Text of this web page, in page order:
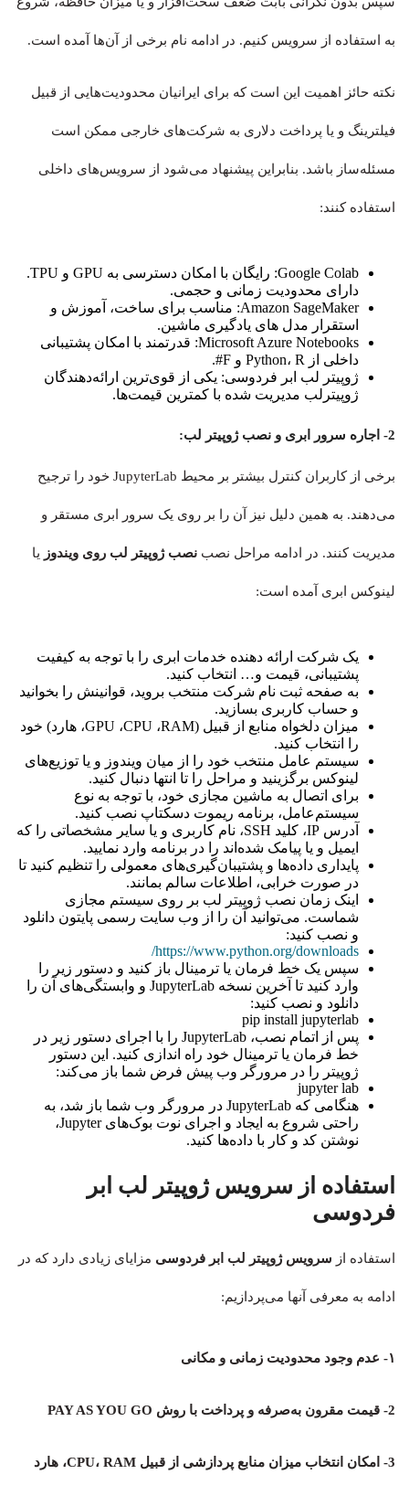
به استفاده از سرویس کنیم. در ادامه نام برخی از آن‌ها آمده است.
نکته حائز اهمیت این است که برای ایرانیان محدودیت‌هایی از قبیل
فیلترینگ و یا پرداخت دلاری به شرکت‌های خارجی ممکن است
مسئله‌ساز باشد. بنابراین پیشنهاد می‌شود از سرویس‌های داخلی
استفاده کنند:
Google Colab: رایگان با امکان دسترسی به GPU و TPU.
دارای محدودیت زمانی و حجمی.
Amazon SageMaker: مناسب برای ساخت، آموزش و
استقرار مدل های یادگیری ماشین.
Microsoft Azure Notebooks: قدرتمند با امکان پشتیبانی
داخلی از Python، R و F#.
ژوپیتر لب ابر فردوسی: یکی از قوی‌ترین ارائه‌دهندگان
ژوپیترلب مدیریت شده با کمترین قیمت‌ها.
2- اجاره سرور ابری و نصب ژوپیتر لب:
برخی از کاربران کنترل بیشتر بر محیط JupyterLab خود را ترجیح
می‌دهند. به همین دلیل نیز آن را بر روی یک سرور ابری مستقر و
مدیریت کنند. در ادامه مراحل نصب نصب ژوپیتر لب روی ویندوز یا
لینوکس ابری آمده است:
یک شرکت ارائه دهنده خدمات ابری را با توجه به کیفیت
پشتیبانی، قیمت‌ و… انتخاب کنید.
به صفحه ثبت نام شرکت منتخب بروید، قوانینش را بخوانید
و حساب کاربری بسازید.
میزان دلخواه منابع از قبیل (GPU ،CPU ،RAM، هارد) خود
را انتخاب کنید.
سیستم عامل منتخب خود را از میان ویندوز و یا توزیع‌های
لینوکس برگزینید و مراحل را تا انتها دنبال کنید.
برای اتصال به ماشین مجازی خود، با توجه به نوع
سیستم‌عامل، برنامه ریموت دسکتاپ نصب کنید.
آدرس IP، کلید SSH، نام کاربری و یا سایر مشخصاتی را که
ایمیل و یا پیامک شده‌اند را در برنامه وارد نمایید.
پایداری داده‌ها و پشتیبان‌گیری‌های معمولی را تنظیم کنید تا
در صورت خرابی، اطلاعات سالم بمانند.
اینک زمان نصب ژوپیتر لب بر روی سیستم مجازی
شماست. می‌توانید آن را از وب سایت رسمی پایتون دانلود
و نصب کنید:
https://www.python.org/downloads/
سپس یک خط فرمان یا ترمینال باز کنید و دستور زیر را
وارد کنید تا آخرین نسخه JupyterLab و وابستگی‌های آن را
دانلود و نصب کنید:
pip install jupyterlab
پس از اتمام نصب، JupyterLab را با اجرای دستور زیر در
خط فرمان یا ترمینال خود راه اندازی کنید. این دستور
ژوپیتر را در مرورگر وب پیش فرض شما باز می‌کند:
jupyter lab
هنگامی که JupyterLab در مرورگر وب شما باز شد، به
راحتی شروع به ایجاد و اجرای نوت بوک‌های Jupyter،
نوشتن کد و کار با داده‌ها کنید.
استفاده از سرویس ژوپیتر لب ابر
فردوسی
استفاده از سرویس ژوپیتر لب ابر فردوسی مزایای زیادی دارد که در
ادامه به معرفی آنها می‌پردازیم:
۱- عدم وجود محدودیت زمانی و مکانی
2- قیمت مقرون به‌صرفه و پرداخت با روش PAY AS YOU GO
3- امکان انتخاب میزان منابع پردازشی از قبیل CPU، RAM، هارد